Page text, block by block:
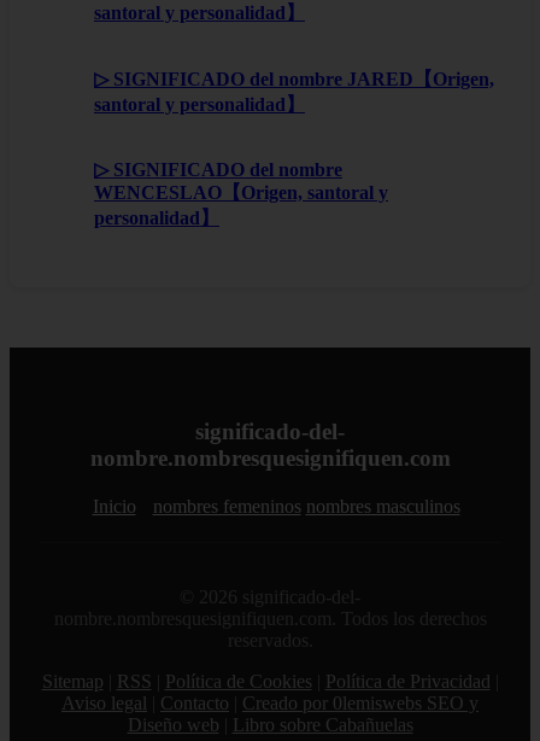
santoral y personalidad】
▷ SIGNIFICADO del nombre JARED【Origen,
santoral y personalidad】
▷ SIGNIFICADO del nombre
WENCESLAO【Origen, santoral y
personalidad】
significado-del-
nombre.nombresquesignifiquen.com
Inicio nombres femeninos nombres masculinos
© 2026 significado-del-
nombre.nombresquesignifiquen.com. Todos los derechos
reservados.
Sitemap
RSS Política de Cookies Política de Privacidad
Aviso legal
Contacto
Creado por 0lemiswebs SEO y
Diseño web
Libro sobre Cabañuelas